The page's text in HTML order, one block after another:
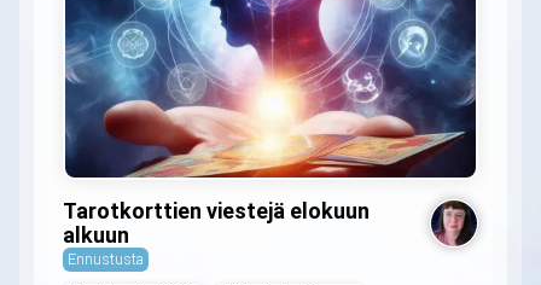
Tarotkorttien viestejä elokuun
alkuun
Ennustusta